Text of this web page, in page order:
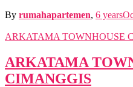
By rumahapartemen, 6 years
ARKATAMA TOWNHOUSE
ARKATAMA
CIMANGGIS